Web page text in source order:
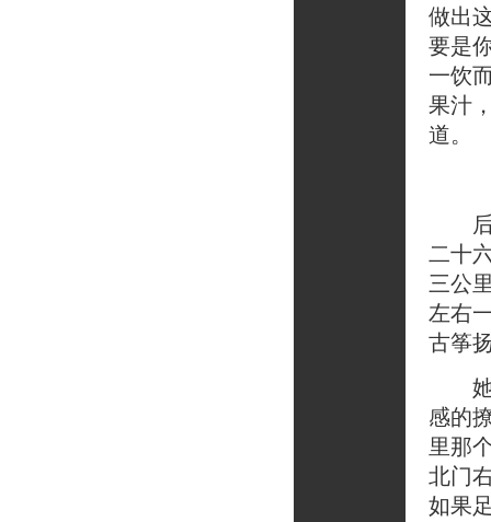
做出
要是
一饮
果汁
道。
后
二十
三公
左右
古筝
她
感的
里那
北门
如果